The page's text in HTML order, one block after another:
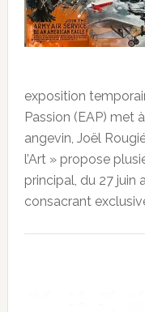
exposition
Passion (EAP) met
angevin, Joël
l’Art » propose
principal, du 27 juin
consacrant